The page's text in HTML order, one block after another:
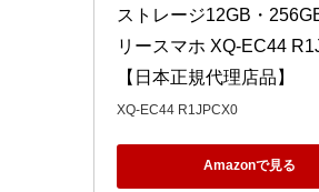
ストレージ12GB・
リースマホ XQ-EC44
【日本正規代理店品】
XQ-EC44 R1JPCX0
Amazonで見る